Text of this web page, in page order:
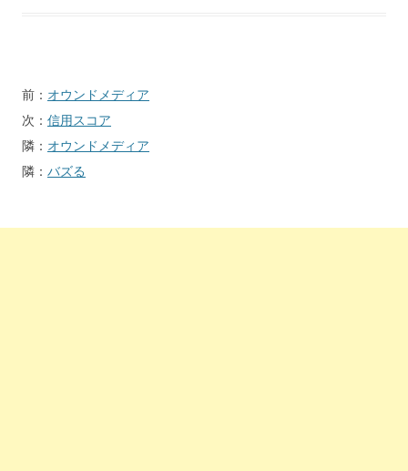
投
稿
ナ
ビ
前： オウンドメディア
次： 信用スコア
隣： オウンドメディア
隣： バズる